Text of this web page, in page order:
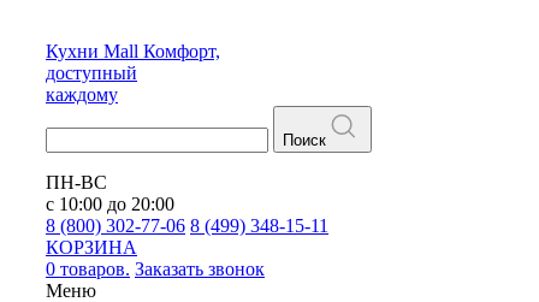
Кухни Mall Комфорт,
доступный
каждому
Поиск
ПН-ВС
с 10:00 до 20:00
8 (800) 302-77-06 8 (499) 348-15-11
КОРЗИНА
0 товаров. Заказать звонок
Меню